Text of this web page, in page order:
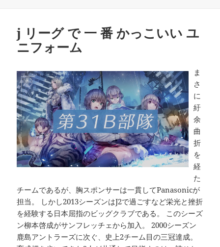
j リーグ で 一 番 かっこいい ユ
ニフォーム
ま
さ
に
紆
余
曲
折
を
経
た
チームであるが、胸スポンサーは一貫してPanasonicが
担当。 しかし2013シーズンはJ2で過ごすなど栄光と挫折
を経験する日本屈指のビッグクラブである。 このシーズ
ン柳本啓成がサンフレッチェから加入。 2000シーズン
鹿島アントラーズに次ぐ、史上2チーム目の三冠達成。